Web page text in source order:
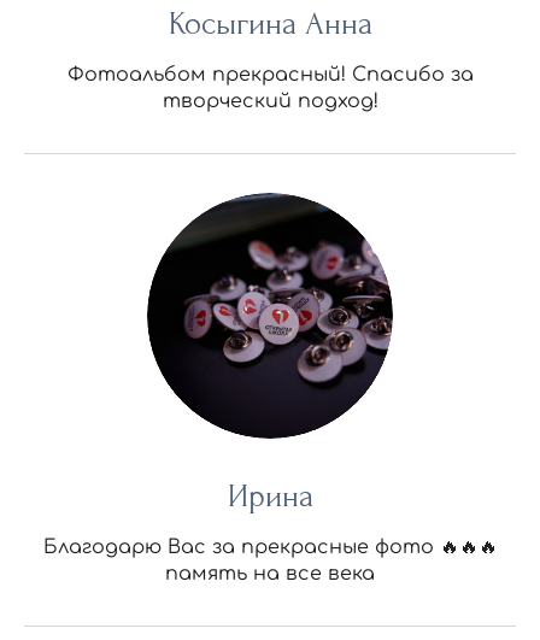
Косыгина Анна
Фотоальбом прекрасный! Спасибо за
творческий подход!
Ирина
Благодарю Вас за прекрасные фото 🔥🔥🔥
память на все века